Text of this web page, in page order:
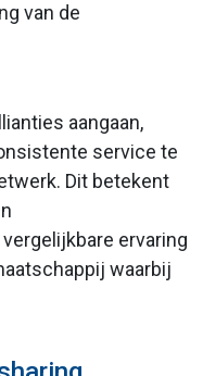
van de
aangaan,
service te
Dit betekent
ervaring
waarbij